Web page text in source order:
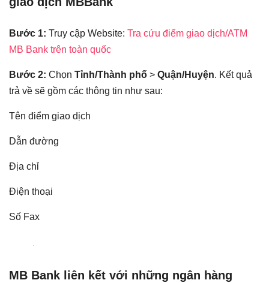
Bước 1: Truy cập Website: Tra cứu điểm giao dịch/ATM
MB Bank trên toàn quốc
Bước 2: Chọn Tỉnh/Thành phố > Quận/Huyện. Kết quả
trả về sẽ gồm các thông tin như sau:
Tên điểm giao dịch
Dẫn đường
Địa chỉ
Điện thoại
Số Fax
MB Bank liên kết với những ngân hàng